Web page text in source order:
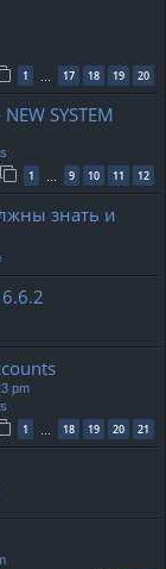
1 17 18 19 20
SYSTEM
1 9 10 11 12
знать и
pm
1 … 18 19 20 21